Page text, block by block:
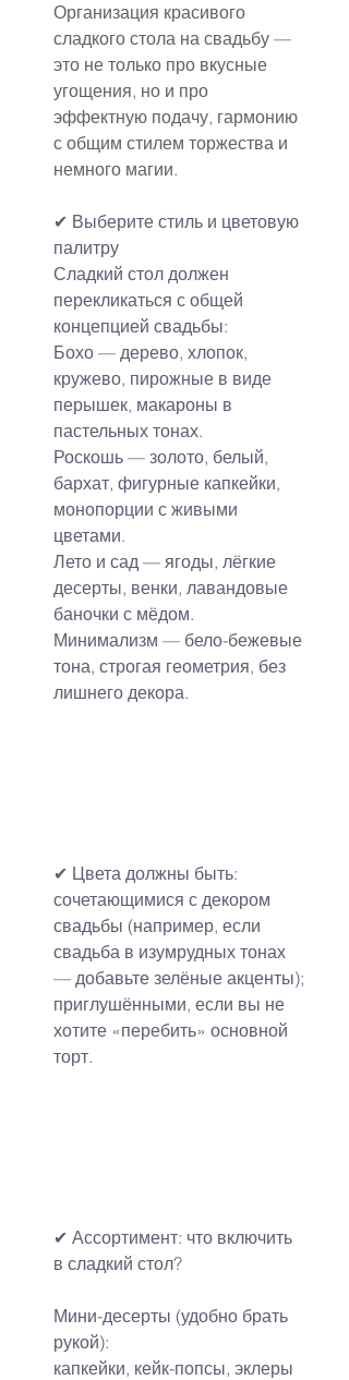
Организация красивого
сладкого стола на свадьбу —
это не только про вкусные
угощения, но и про
эффектную подачу, гармонию
с общим стилем торжества и
немного магии.
✔ Выберите стиль и цветовую
палитру
Сладкий стол должен
перекликаться с общей
концепцией свадьбы:
Бохо — дерево, хлопок,
кружево, пирожные в виде
перышек, макароны в
пастельных тонах.
Роскошь — золото, белый,
бархат, фигурные капкейки,
монопорции с живыми
цветами.
Лето и сад — ягоды, лёгкие
десерты, венки, лавандовые
баночки с мёдом.
Минимализм — бело-бежевые
тона, строгая геометрия, без
лишнего декора.
✔ Цвета должны быть:
сочетающимися с декором
свадьбы (например, если
свадьба в изумрудных тонах
— добавьте зелёные акценты);
приглушёнными, если вы не
хотите «перебить» основной
торт.
✔ Ассортимент: что включить
в сладкий стол?
Мини-десерты (удобно брать
рукой):
капкейки, кейк-попсы, эклеры